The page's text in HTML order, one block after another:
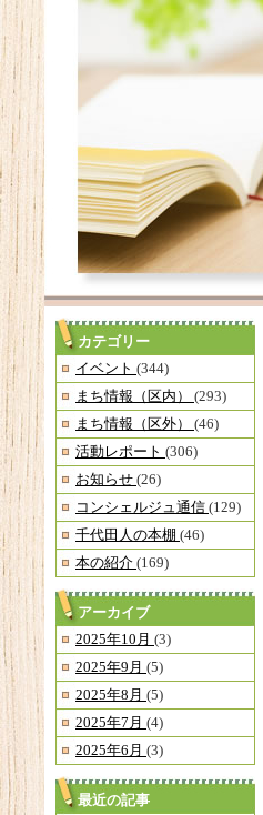
カテゴリー
イベント (344)
まち情報（区内） (293)
まち情報（区外） (46)
活動レポート (306)
お知らせ (26)
コンシェルジュ通信 (129)
千代田人の本棚 (46)
本の紹介 (169)
アーカイブ
2025年10月 (3)
2025年9月 (5)
2025年8月 (5)
2025年7月 (4)
2025年6月 (3)
最近の記事